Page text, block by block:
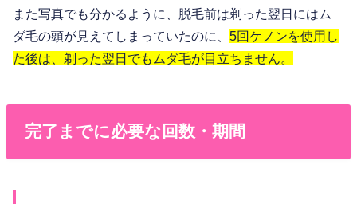
また写真でも分かるように、脱毛前は剃った翌日にはム
ダ毛の頭が見えてしまっていたのに、5回ケノンを使用し
た後は、剃った翌日でもムダ毛が目立ちません。
完了までに必要な回数・期間